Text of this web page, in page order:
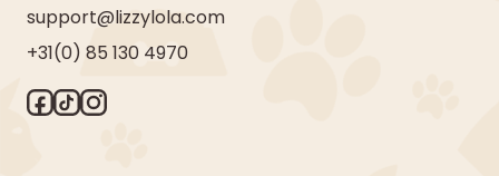
support@lizzylola.com
+31(0) 85 130 4970